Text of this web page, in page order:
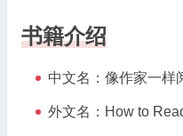
书籍介绍
中文名：像作家一样
外文名：How to